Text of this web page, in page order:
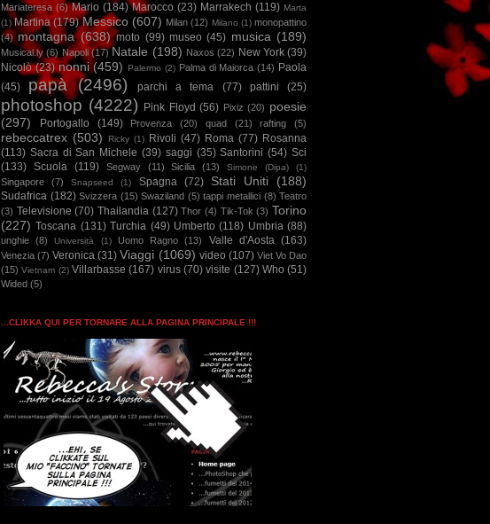
Mariateresa (6) Mario (184) Marocco (23) Marrakech (119) Marta
(1) Martina (179) Messico (607) Milan (12) Milano (1) monopattino
(4) montagna (638) moto (99) museo (45) musica (189)
Musical.ly (6) Napoli (17) Natale (198) Naxos (22) New York (39)
Nicolò (23) nonni (459) Palermo (2) Palma di Maiorca (14) Paola
(45)
papà (2496) parchi a tema (77) pattini (25)
photoshop (4222) Pink Floyd (56) Pixiz (20) poesie
(297)
Portogallo (149) Provenza (20) quad (21) rafting (5)
rebeccatrex (503) Ricky (1) Rivoli (47) Roma (77) Rosanna
(113) Sacra di San Michele (39) saggi (35) Santorini (54) Sci
(133) Scuola (119) Segway (11) Sicilia (13) Simone (Dipa) (1)
Singapore (7) Snapseed (1) Spagna (72) Stati Uniti (188)
Sudafrica (182) Svizzera (15) Swaziland (5) tappi metallici (8) Teatro
(3) Televisione (70) Thailandia (127) Thor (4) Tik-Tok (3) Torino
(227) Toscana (131) Turchia (49) Umberto (118) Umbria (88)
unghie (8) Università (1) Uomo Ragno (13) Valle d'Aosta (163)
Venezia (7) Veronica (31) Viaggi (1069) video (107) Viet Vo Dao
(15) Vietnam (2) Villarbasse (167) virus (70) visite (127) Who (51)
Wided (5)
...CLIKKA QUI PER TORNARE ALLA PAGINA PRINCIPALE !!!